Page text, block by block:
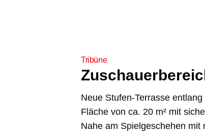
Tribüne
Neue Stufen-Terrasse
Fläche von ca. 20 m² mit
Nahe am Spielgeschehen mit